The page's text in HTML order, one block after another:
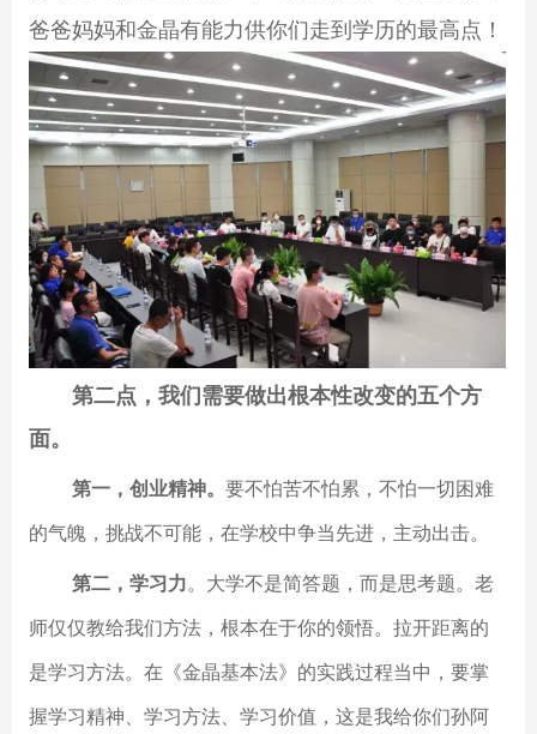
爸爸妈妈和金晶有能力供你们走到学历的最高点！
第二点，我们需要做出根本性改变的五个方
面。
第一，创业精神。 要不怕苦不怕累，不怕一切困难
的气魄，挑战不可能，在学校中争当先进，主动出击。
第二，学习力。大学不是简答题，而是思考题。老
师仅仅教给我们方法，根本在于你的领悟。拉开距离的
是学习方法。在《金晶基本法》的实践过程当中，要掌
握学习精神、学习方法、学习价值，这是我给你们孙阿